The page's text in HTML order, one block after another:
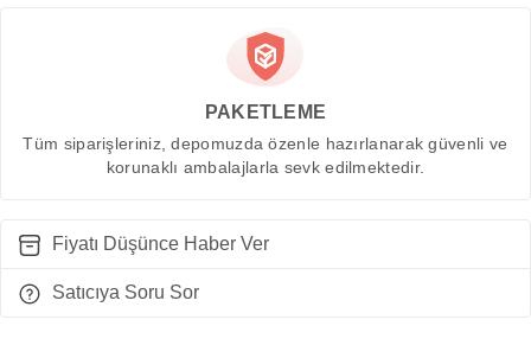
PAKETLEME
Tüm siparişleriniz, depomuzda özenle hazırlanarak güvenli ve
korunaklı ambalajlarla sevk edilmektedir.
Fiyatı Düşünce Haber Ver
Satıcıya Soru Sor